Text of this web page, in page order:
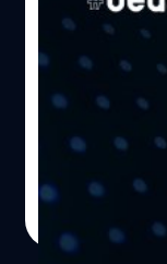
กว่าชิปแบบ
Snapdragon
อีกด้วย ซึ่งจะมี
ก่อน Apple
Mac
หลังจากที่ Apple
"Apple
ภายใน 2 ปี ก็อ
หนึ่งรายเลย (
แบบเต็มใจกับท
สนับสนุน Apple
ตัวเองแล้วก็ตา
ชาคริต ทองสัมฤทธิ์